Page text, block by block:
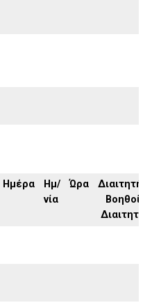
Ημέρα
Ημ/
νία
Ώρα
Διαιτητής,
Βοηθοί
Διαιτητή